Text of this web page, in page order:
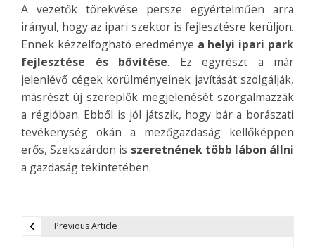
A vezetők törekvése persze egyértelműen arra
irányul, hogy az ipari szektor is fejlesztésre kerüljön.
Ennek kézzelfogható eredménye a helyi ipari park
fejlesztése és bővítése. Ez egyrészt a már
jelenlévő cégek körülményeinek javítását szolgálják,
másrészt új szereplők megjelenését szorgalmazzák
a régióban. Ebből is jól játszik, hogy bár a borászati
tevékenység okán a mezőgazdaság kellőképpen
erős, Szekszárdon is szeretnének több lábon állni
a gazdaság tekintetében.
Previous Article